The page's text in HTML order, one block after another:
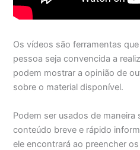
Os vídeos são ferramentas
pessoa seja convencida a
podem mostrar a opinião de
sobre o material disponível.
Podem ser usados de maneira
conteúdo breve e rápido
ele encontrará ao preencher